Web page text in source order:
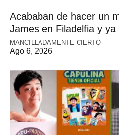
Acababan de hacer un
James en Filadelfia y ya
MANCILLADAMENTE CIERTO
Ago 6, 2026